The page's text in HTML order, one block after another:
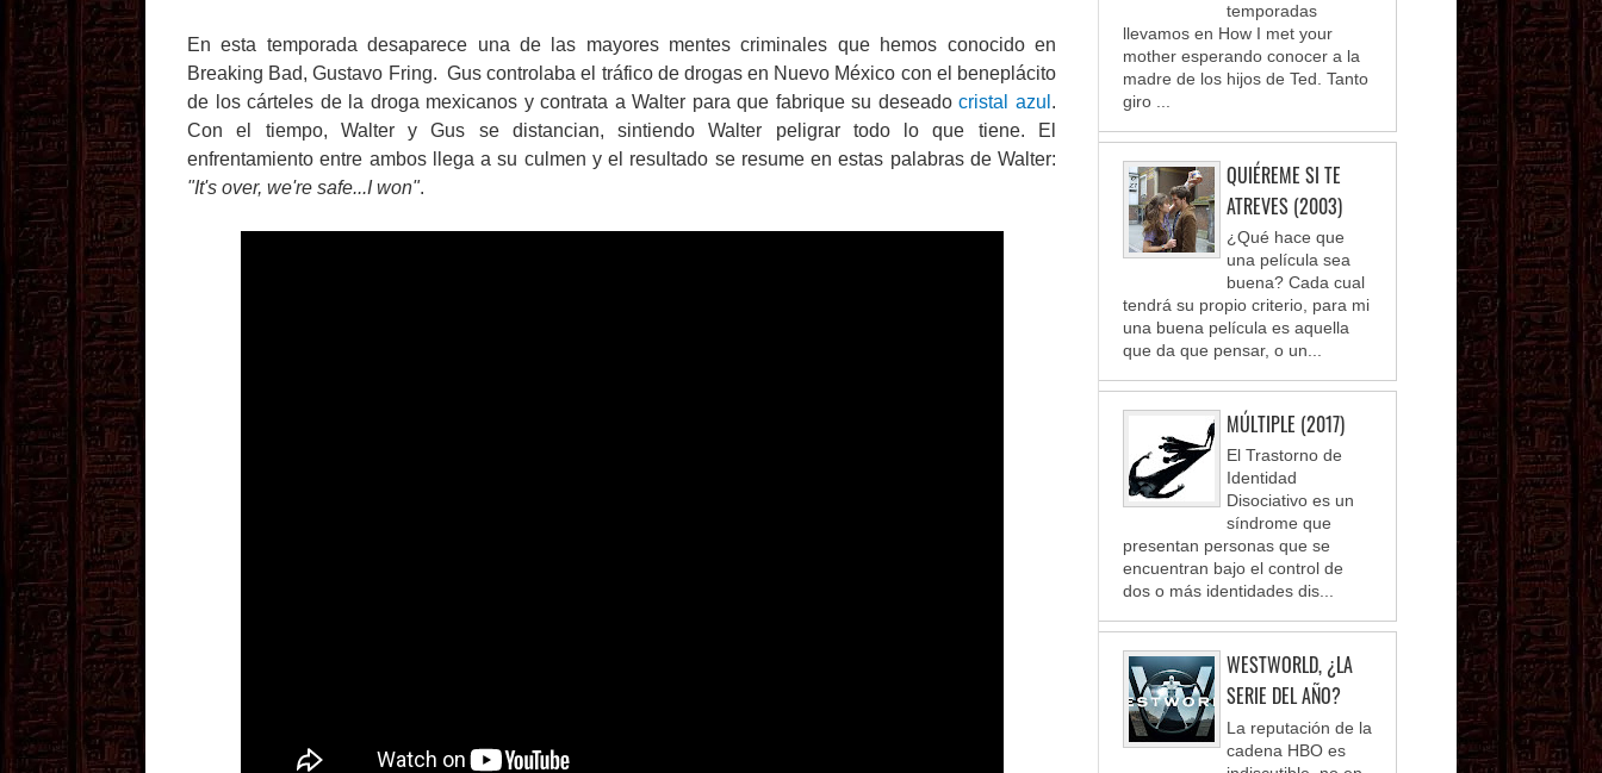
En esta temporada desaparece una de las mayores mentes criminales que hemos conocido en
Breaking Bad, Gustavo Fring. Gus controlaba el tráfico de drogas en Nuevo México con el beneplácito
de los cárteles de la droga mexicanos y contrata a Walter para que fabrique su deseadocristal azul .
Con el tiempo, Walter y Gus se distancian, sintiendo Walter peligrar todo lo que tiene. El
enfrentamiento entre ambos llega a su culmen y el resultado se resume en estas palabras de Walter:
"It's over, we're safe...I won".
temporadas
llevamos en How I met your
mother esperando conocer a la
madre de los hijos de Ted. Tanto
giro ...
QUIÉREME SI TE
ATREVES (2003)
¿Qué hace que
una película sea
buena? Cada cual
tendrá su propio criterio, para mi
una buena película es aquella
que da que pensar, o un...
MÚLTIPLE (2017)
El Trastorno de
Identidad
Disociativo es un
síndrome que
presentan personas que se
encuentran bajo el control de
dos o más identidades dis...
WESTWORLD, ¿LA
SERIE DEL AÑO?
La reputación de la
cadena HBO es